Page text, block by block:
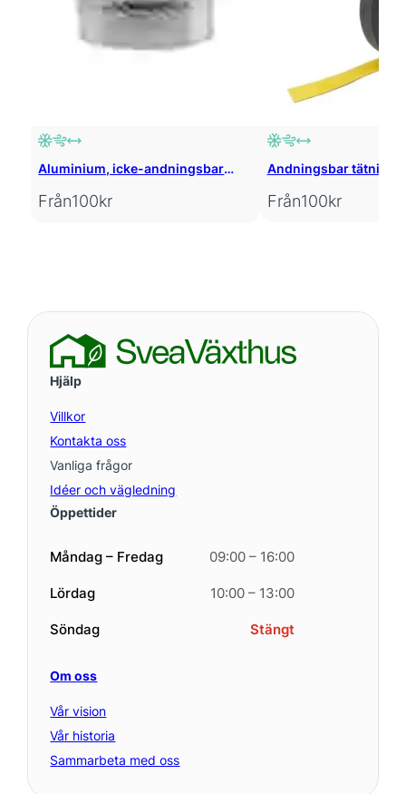
Aluminium, icke-andningsbar
Från100kr
Andningsbar
Från100kr
Hjälp
Villkor
Kontakta oss
Vanliga frågor
Idéer och vägledning
Öppettider
Måndag – Fredag 09:00 – 16:00
Lördag 10:00 – 13:00
Söndag Stängt
Om oss
Vår vision
Vår historia
Sammarbeta med oss